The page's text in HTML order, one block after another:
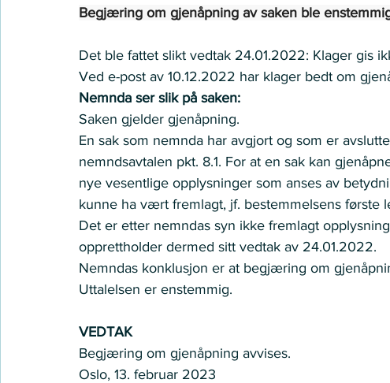
Begjæring om gjenåpning av saken ble
Det ble fattet slikt vedtak 24.01.2022: Klager gis
Ved e-post av 10.12.2022 har klager bedt om
Nemnda ser slik på saken:
Saken gjelder gjenåpning.
En sak som nemnda har avgjort og som er
nemndsavtalen pkt. 8.1. For at en sak kan
nye vesentlige opplysninger som anses av
kunne ha vært fremlagt, jf. bestemmelsens første
Det er etter nemndas syn ikke fremlagt
opprettholder dermed sitt vedtak av 24.01.2022.
Nemndas konklusjon er at begjæring om
Uttalelsen er enstemmig.
VEDTAK
Begjæring om gjenåpning avvises.
Oslo, 13. februar 2023